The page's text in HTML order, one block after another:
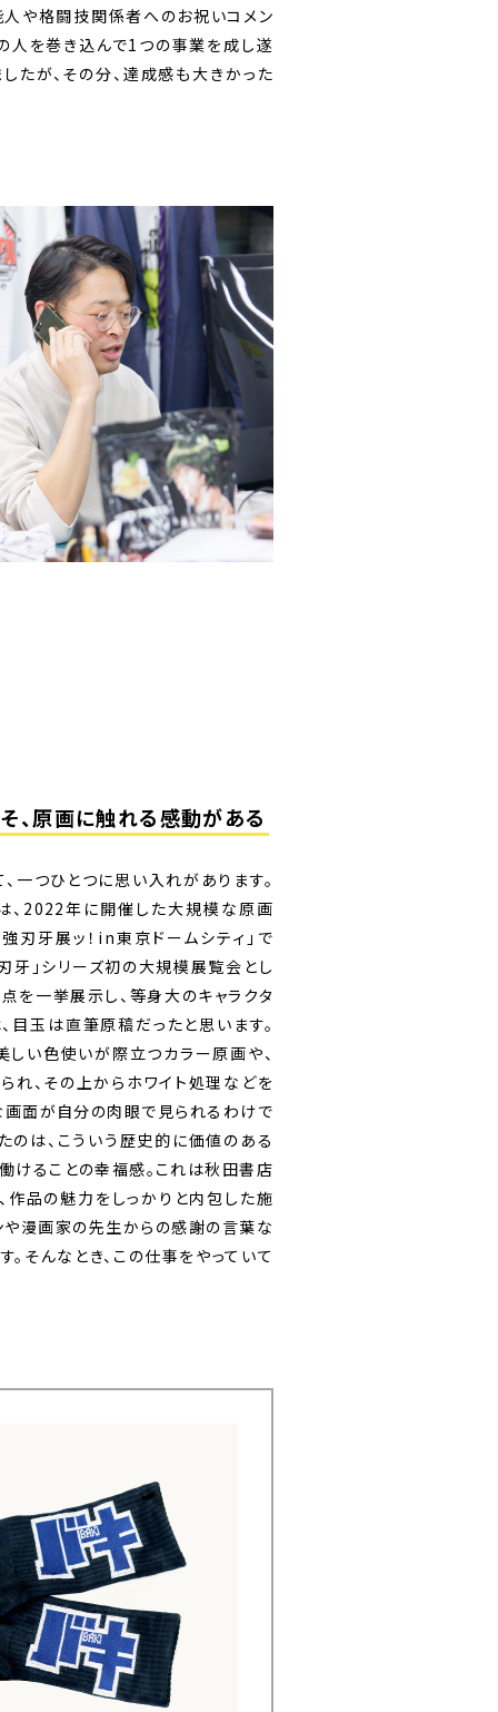
や格闘技関係者へのお祝いコメン
人を巻き込んで1つの事業を成し遂
たが、その分、達成感も大きかった
、原画に触れる感動がある
一つひとつに思い入れがあります。
、2022年に開催した大規模な原画
牙展ッ！in東京ドームシティ」で
牙」シリーズ初の大規模展覧会とし
を一挙展示し、等身大のキャラクタ
目玉は直筆原稿だったと思います。
い色使いが際立つカラー原画や、
れ、その上からホワイト処理などを
面が自分の肉眼で見られるわけで
のは、こういう歴史的に価値のある
けることの幸福感。これは秋田書店
作品の魅力をしっかりと内包した施
や漫画家の先生からの感謝の言葉な
そんなとき、この仕事をやっていて